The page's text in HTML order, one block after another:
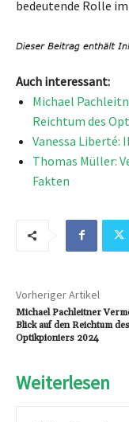
bedeutende Rolle
Auch interessant:
Michael
Reichtum des
Vanessa Liberté:
Thomas Müller:
Fakten
Vorheriger Artikel
Michael Pachleitner
Blick auf den Reichtum des
Optikpioniers 2024
Weiterlesen